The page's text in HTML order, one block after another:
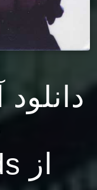
از Lee Fields